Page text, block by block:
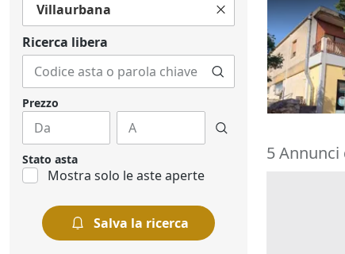
Villaurbana
Ricerca libera
Prezzo
Stato asta
Mostra solo le aste aperte
Salva la ricerca
Asta
edificio
Isili
66.960 €
30/10/
5